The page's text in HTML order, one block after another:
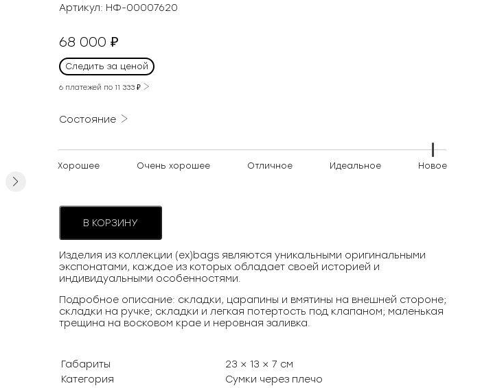
Next
Артикул: НФ-00007620
68 000 ₽
Следить за ценой
6 платежей по 11 333 ₽
Состояние
Хорошее Очень хорошее Отличное Идеальное Новое
В КОРЗИНУ
Изделия из коллекции (ex)bags являются уникальными оригинальными
экспонатами, каждое из которых обладает своей историей и
индивидуальными особенностями.
Подробное описание: складки, царапины и вмятины на внешней стороне;
складки на ручке; cкладки и легкая потертость под клапаном; маленькая
трещина на восковом крае и неровная заливка.
Габариты
23 × 13 × 7 см
Категория
Сумки через плечо